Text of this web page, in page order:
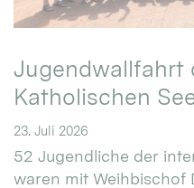
Jugendwallfahrt
Katholischen
23. Juli 2026
52 Jugendliche der
waren mit Weihbischof